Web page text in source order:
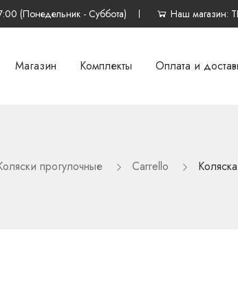
(Понедельник - Суббота) Наш магазин:
Магазин Комплекты Оплата и
прогулочные Carrello